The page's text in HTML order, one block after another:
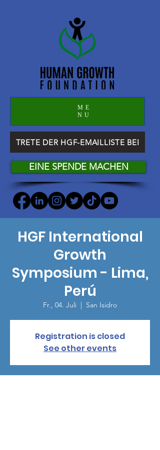
ME
NU
TRETE DER HGF-EMAILLISTE BEI
EINE SPENDE MACHEN
HGF International
Growth
Symposium - Lima,
Perú
Fr., 04. Juli
  |
San Isidro
Registration is closed
See other events